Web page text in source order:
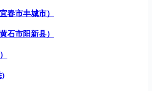
春市丰城市）
石市阳新县）
)